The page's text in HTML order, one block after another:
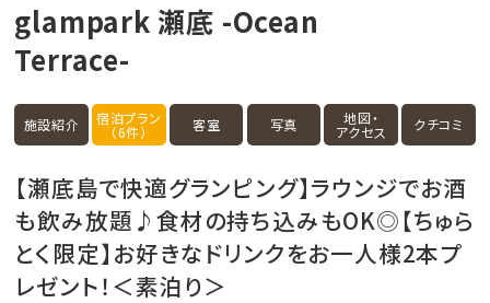
glampark 瀬底 -Ocean
Terrace-
施設紹介 宿泊プラン
（6件） 客室 写真 地図・
アクセス クチコミ
【瀬底島で快適グランピング】ラウンジでお酒
も飲み放題♪食材の持ち込みもOK◎【ちゅら
とく限定】お好きなドリンクをお一人様2本プ
レゼント！＜素泊り＞